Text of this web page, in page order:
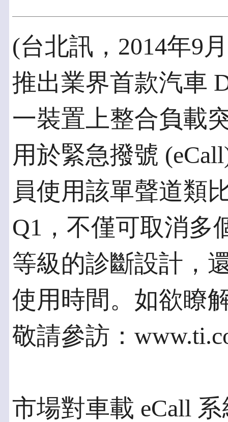
(台北訊，2014年9
推出業界首款汽車
一裝置上整合負載
用於緊急撥號
員使用該單聲道類
Q1，不僅可取消多
等級的診斷設計，
使用時間。如欲瞭
敬請參訪：
市場對車載 eCall